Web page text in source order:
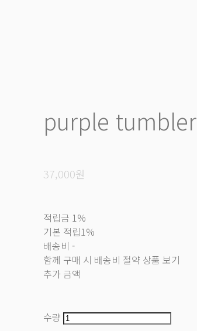
purple tumbler
37,000원
적립금 1%
기본 적립1%
배송비 -
함께 구매 시 배송비 절약 상품 보기
추가 금액
수량